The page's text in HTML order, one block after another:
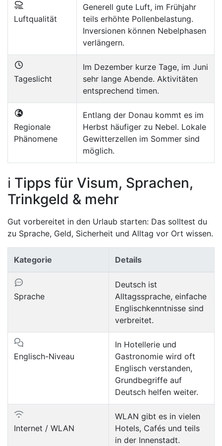
Luftqualität
Generell gute Luft, im Frühjahr
teils erhöhte Pollenbelastung.
Inversionen können Nebelphasen
verlängern.
Tageslicht
Im Dezember kurze Tage, im Juni
sehr lange Abende. Aktivitäten
entsprechend timen.
Regionale
Phänomene
Entlang der Donau kommt es im
Herbst häufiger zu Nebel. Lokale
Gewitterzellen im Sommer sind
möglich.
ℹ️ Tipps für Visum, Sprachen,
Trinkgeld & mehr
Gut vorbereitet in den Urlaub starten: Das solltest du
zu Sprache, Geld, Sicherheit und Alltag vor Ort wissen.
Kategorie Details
Sprache
Deutsch ist
Alltagssprache, einfache
Englischkenntnisse sind
verbreitet.
Englisch-Niveau
In Hotellerie und
Gastronomie wird oft
Englisch verstanden,
Grundbegriffe auf
Deutsch helfen weiter.
Internet / WLAN
WLAN gibt es in vielen
Hotels, Cafés und teils
in der Innenstadt.